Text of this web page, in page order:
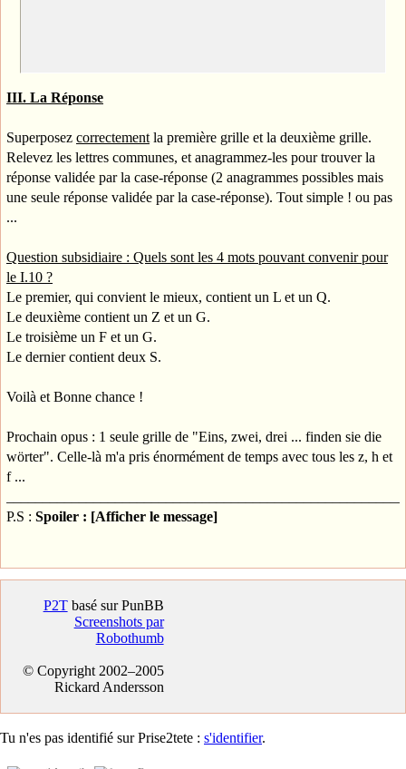
III. La Réponse
Superposez correctementla première grille et la deuxième grille.
Relevez les lettres communes, et anagrammez-les pour trouver la
réponse validée par la case-réponse (2 anagrammes possibles mais
une seule réponse validée par la case-réponse). Tout simple ! ou pas
...
Question subsidiaire : Quels sont les 4 mots pouvant convenir pour
le I.10 ?
Le premier, qui convient le mieux, contient un L et un Q.
Le deuxième contient un Z et un G.
Le troisième un F et un G.
Le dernier contient deux S.
Voilà et Bonne chance !
Prochain opus : 1 seule grille de "Eins, zwei, drei ... finden sie die
wörter". Celle-là m'a pris énormément de temps avec tous les z, h et
f ...
P.S : Spoiler : [Afficher le message]
P2Tbasé sur PunBB
Screenshots par
Robothumb
© Copyright 2002–2005
Rickard Andersson
Tu n'es pas identifié sur Prise2tete : s'identifier.